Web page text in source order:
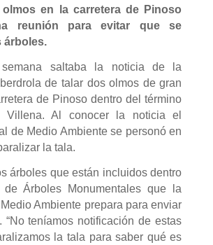
en la carretera de Pinoso
reunión para evitar que se
árboles.
semana saltaba la noticia de la
de talar dos olmos de gran
de Pinoso dentro del término
Villena. Al conocer la noticia el
de Medio Ambiente se personó en
la tala.
árboles que están incluidos dentro
Árboles Monumentales que la
Ambiente prepara para enviar
“No teníamos notificación de estas
la tala para saber qué es